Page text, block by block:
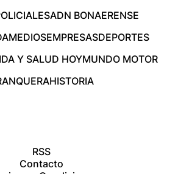
ADN BONAERENSE
MEDIOSEMPRESASDEPORTES
Y SALUD HOYMUNDO MOTOR
HISTORIA
RSS
Contacto